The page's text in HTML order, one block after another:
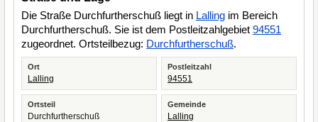
Die Straße Durchfurtherschuß liegt in Lalling im Bereich
Durchfurtherschuß. Sie ist dem Postleitzahlgebiet 94551
zugeordnet. Ortsteilbezug: Durchfurtherschuß.
Ort
Lalling
Postleitzahl
94551
Ortsteil
Durchfurtherschuß
Gemeinde
Lalling